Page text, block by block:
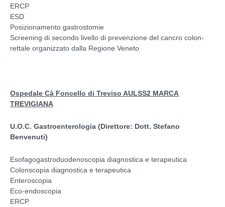
ERCP
ESD
Posizionamento gastrostomie
Screening di secondo livello di prevenzione del cancro colon-
rettale organizzato dalla Regione Veneto
Ospedale Cà Foncello di Treviso AULSS2 MARCA
TREVIGIANA
U.O.C. Gastroenterologia (Direttore: Dott. Stefano
Benvenuti)
Esofagogastroduodenoscopia diagnostica e terapeutica
Colonscopia diagnostica e terapeutica
Enteroscopia
Eco-endoscopia
ERCP